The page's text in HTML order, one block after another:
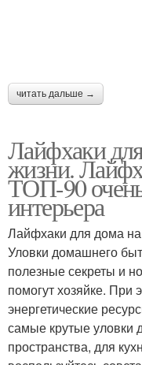
читать дальше →
Лайфхаки
жизни.
ТОП-90
интерьера
Лайфхаки для дома
Уловки домашнего
полезные секреты и
помогут хозяйке. При
энергетические
самые крутые уловки
пространства, для